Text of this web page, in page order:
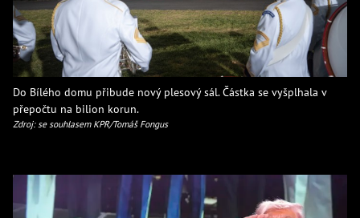
Do Bílého domu přibude nový plesový sál. Částka se vyšplhala v
přepočtu na bilion korun.
Zdroj: se souhlasem KPR/Tomáš Fongus